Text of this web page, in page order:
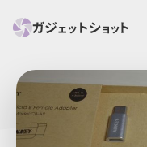
すべて スマホ